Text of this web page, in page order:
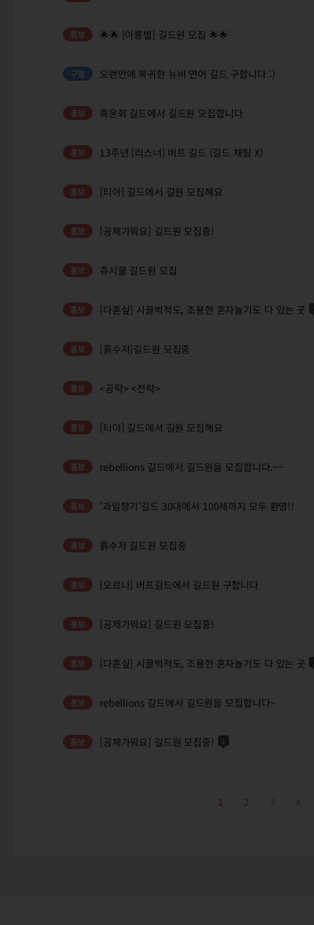
🌟🌟 [아롱별] 길드원 모집 🌟🌟
오랜만에 복귀한 뉴비 연어 길드 구합니다 :)
흑운회 길드에서 길드원 모집합니다
13주년 [리스너] 버프 길드 (길드 채팅 X)
[티아] 길드에서 길원 모집해요
[공제가뭐요] 길드원 모집중!
쥬시쿨 길드원 모집
[다혼싶] 시끌벅적도, 조용한 혼자놀기도 다 있는 곳
[흙수저]길드원 모집중
<공략> <전략>
[티아] 길드에서 길원 모집해요
rebellions 길드에서 길드원을 모집합니다.~~
'과일향기'길드 30대에서 100세까지 모두 환영!!
흙수저 길드원 모집중
[오르나] 버프길드에서 길드원 구합니다
[공제가뭐요] 길드원 모집중!
[다혼싶] 시끌벅적도, 조용한 혼자놀기도 다 있는 곳
rebellions 길드에서 길드원을 모집합니다~
[공제가뭐요] 길드원 모집중! 1
1 2 3 4